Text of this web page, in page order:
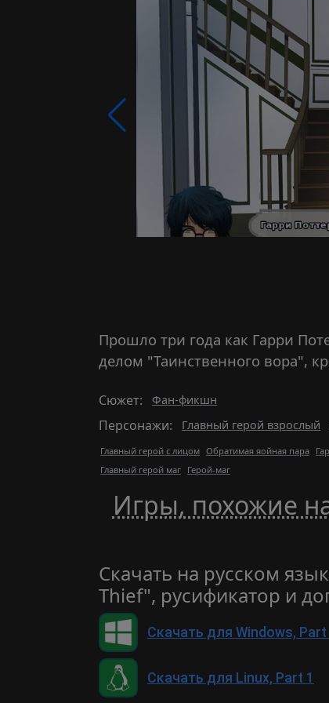
Прошло три года как Гарри
делом "Таинственного вора",
Сюжет: Фан-фикшн
Персонажи: Главный герой взрослый
Главный герой с лицом Обратимая яойная пара
Главный герой маг Герой-маг
Игры, похожие
Скачать на русском
Thief", русификатор и
Скачать для Windows, Part
Скачать для Linux, Part 1